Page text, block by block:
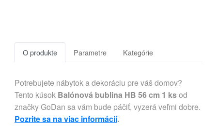
O produkte Parametre Kategórie
Potrebujete nábytok a dekoráciu pre váš domov?
Tento kúsok Balónová bublina HB 56 cm 1 ksod
značky GoDan sa vám bude páčiť, vyzerá veľmi dobre.
Pozrite sa na viac informácií.